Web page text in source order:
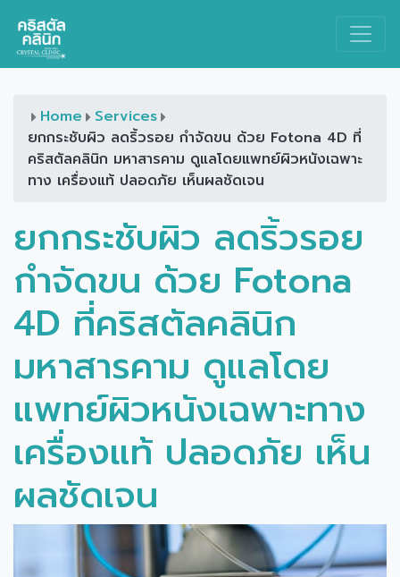
Main Navigation
Home
Services
ยกกระชับผิว ลดริ้วรอย กำจัดขน ด้วย Fotona 4D ที่
คริสตัลคลินิก มหาสารคาม ดูแลโดยแพทย์ผิวหนังเฉพาะ
ทาง เครื่องแท้ ปลอดภัย เห็นผลชัดเจน
ยกกระชับผิว ลดริ้วรอย
กำจัดขน ด้วย Fotona
4D ที่คริสตัลคลินิก
มหาสารคาม ดูแลโดย
แพทย์ผิวหนังเฉพาะทาง
เครื่องแท้ ปลอดภัย เห็น
ผลชัดเจน